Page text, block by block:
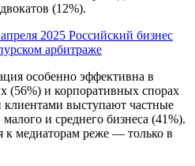
(12%).
2025 Российский бизнес
арбитраже
особенно эффективна в
(56%) и корпоративных спорах
выступают частные
и среднего бизнеса (41%).
к медиаторам реже — только в